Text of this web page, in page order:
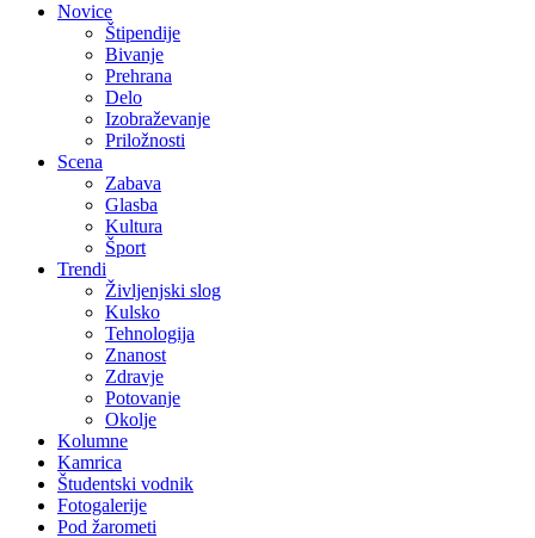
Novice
Štipendije
Bivanje
Prehrana
Delo
Izobraževanje
Priložnosti
Scena
Zabava
Glasba
Kultura
Šport
Trendi
Življenjski slog
Kulsko
Tehnologija
Znanost
Zdravje
Potovanje
Okolje
Kolumne
Kamrica
Študentski vodnik
Fotogalerije
Pod žarometi